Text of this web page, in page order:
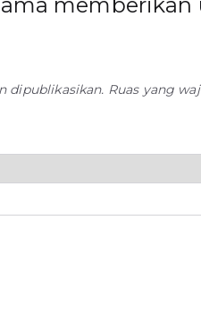
memberikan
dipublikasikan. Ruas yang